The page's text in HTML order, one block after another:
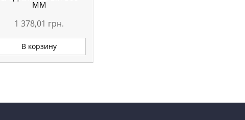
ММ
1 378,01 грн.
В корзину